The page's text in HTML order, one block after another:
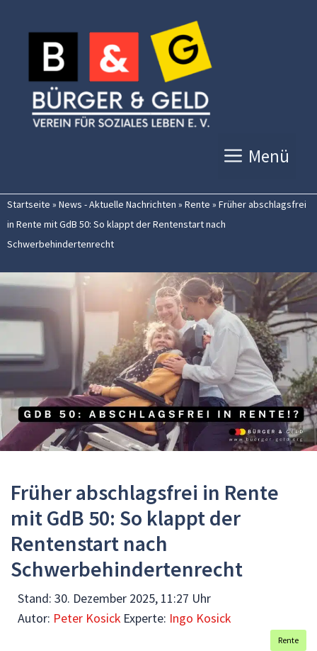
Inhalt
springen
Menü
Startseite » News - Aktuelle Nachrichten » Rente » Früher abschlagsfrei
in Rente mit GdB 50: So klappt der Rentenstart nach
Schwerbehindertenrecht
Früher abschlagsfrei in Rente
mit GdB 50: So klappt der
Rentenstart nach
Schwerbehindertenrecht
Stand: 30. Dezember 2025, 11:27 Uhr
Autor: Peter Kosick Experte: Ingo Kosick
Rente